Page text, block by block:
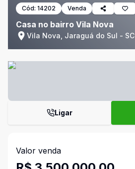
Cód: 14202 Venda
Casa no bairro Vila Nova
Vila Nova, Jaraguá do Sul - SC
Ligar
Valor venda